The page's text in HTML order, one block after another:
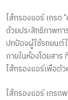
ไส้กรองแอร์ เกรด
ด้วยประสิทธิภาพกา
ปกป้องผู้ใช้รถยนต์
ภายในห้องโดยสาร
ไส้กรองแอร์เพื่อตั
ไส้กรองแอร์ เกร